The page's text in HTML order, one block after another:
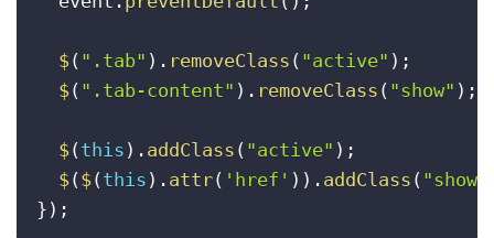
$( ".tab" ) . removeClass ( "active" ) ;
$( ".tab-content" ) . removeClass ( "show" ) ;
$(this ) . addClass ( "active" ) ;
$($(this ) . attr( 'href' ) ) . addClass ( "show"
} ) ;